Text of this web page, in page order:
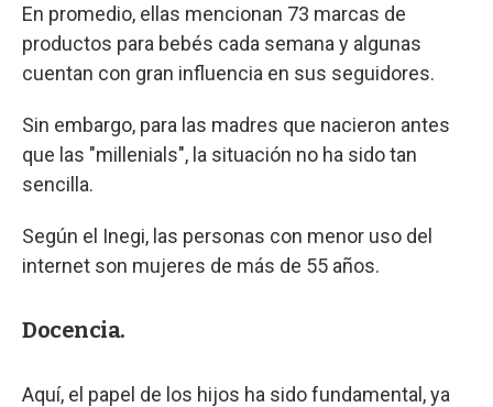
En promedio, ellas mencionan 73 marcas de
productos para bebés cada semana y algunas
cuentan con gran influencia en sus seguidores.
Sin embargo, para las madres que nacieron antes
que las "millenials", la situación no ha sido tan
sencilla.
Según el Inegi, las personas con menor uso del
internet son mujeres de más de 55 años.
Docencia.
Aquí, el papel de los hijos ha sido fundamental, ya